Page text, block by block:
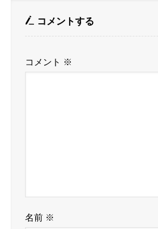
コメントする
コメント ※
名前 ※